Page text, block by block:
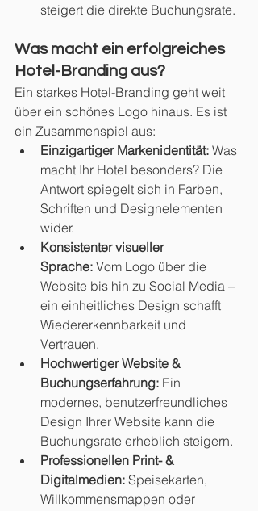
steigert die direkte Buchungsrate.
Was macht ein erfolgreiches
Hotel-Branding aus?
Ein starkes Hotel-Branding geht weit
über ein schönes Logo hinaus. Es ist
ein Zusammenspiel aus:
Einzigartiger Markenidentität: Was
macht Ihr Hotel besonders? Die
Antwort spiegelt sich in Farben,
Schriften und Designelementen
wider.
Konsistenter visueller
Sprache: Vom Logo über die
Website bis hin zu Social Media –
ein einheitliches Design schafft
Wiedererkennbarkeit und
Vertrauen.
Hochwertiger Website &
Buchungserfahrung: Ein
modernes, benutzerfreundliches
Design Ihrer Website kann die
Buchungsrate erheblich steigern.
Professionellen Print- &
Digitalmedien: Speisekarten,
Willkommensmappen oder